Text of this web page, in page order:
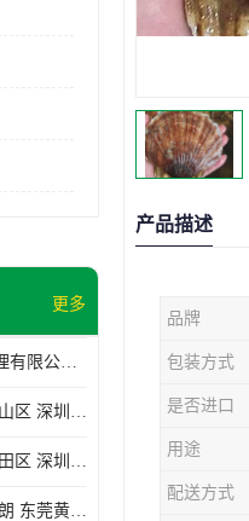
更多
东莞市康隆膳食管理有限公司主要经营蔬菜配送 东莞食堂承包 光明蔬菜配送 深圳市食堂承包 深圳市蔬菜配送等业务 欢迎咨询了解
深圳龙岗区 深圳坪山区 深圳光明区 深圳龙华区
深圳南山区 深圳盐田区 深圳福田区 深圳罗湖区 深圳龙岗区
东莞大岭山 东莞大朗 东莞黄江 东莞樟木头 蔬菜配送
产品描述
品牌
包装方式
是否进口
用途
配送方式